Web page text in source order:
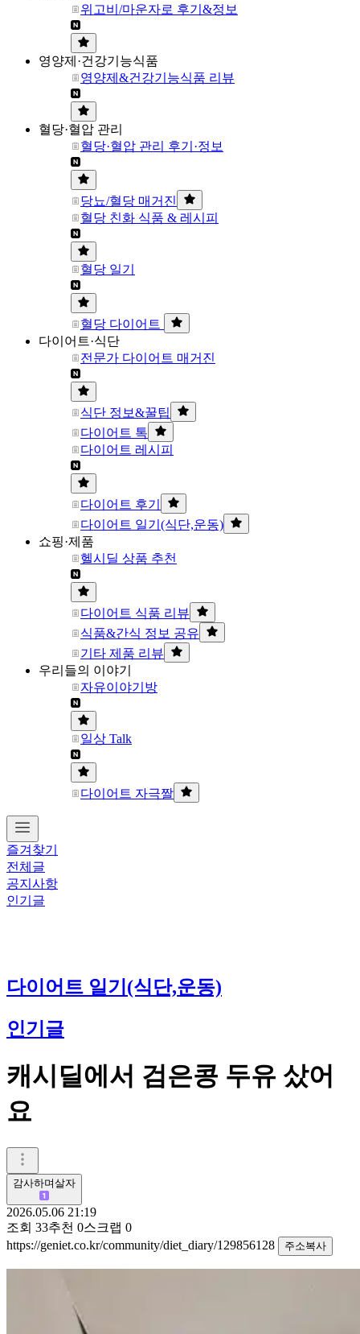
위고비/마운자로 후기&정보
영양제·건강기능식품
영양제&건강기능식품 리뷰
혈당·혈압 관리
혈당·혈압 관리 후기·정보
당뇨/혈당 매거진
혈당 친화 식품 & 레시피
혈당 일기
혈당 다이어트
다이어트·식단
전문가 다이어트 매거진
식단 정보&꿀팁
다이어트 톡
다이어트 레시피
다이어트 후기
다이어트 일기(식단,운동)
쇼핑·제품
헬시딜 상품 추천
다이어트 식품 리뷰
식품&간식 정보 공유
기타 제품 리뷰
우리들의 이야기
자유이야기방
일상 Talk
다이어트 자극짤
즐겨찾기
전체글
공지사항
인기글
다이어트 일기(식단,운동)
인기글
캐시딜에서 검은콩 두유 샀어
요
감사하며살자
2026.05.06 21:19
조회 33추천 0스크랩 0
https://geniet.co.kr/community/diet_diary/129856128
주소복사